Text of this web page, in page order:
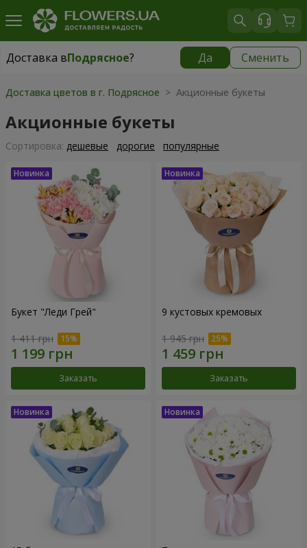
Доставка вПодрясное? Да Сменить
Доставка вПодрясное|
Доставка цветов в г. Подрясное > Акционные букеты
Акционные букеты
Cортировка: дешевые дорогие популярные
Букет "Леди Грей"
1 411 грн
Заказать
9 кустовых кремовых
1 945 грн
Заказать